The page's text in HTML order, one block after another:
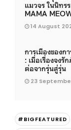
แมวจร ในนิทร
MAMA
14 August
การเมืองของก
: เมื่อเรื่องจงรั
ต่อจากรุ่นสู่รุ่น
23
#BIGFEATURED